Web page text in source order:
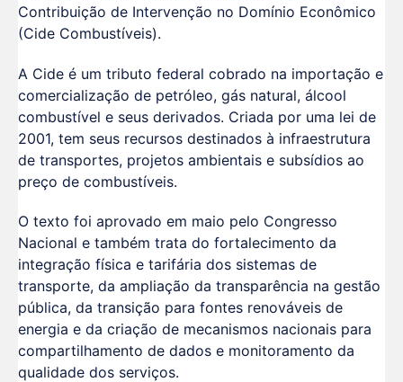
Contribuição de Intervenção no Domínio Econômico
(Cide Combustíveis).
A Cide é um tributo federal cobrado na importação e
comercialização de petróleo, gás natural, álcool
combustível e seus derivados. Criada por uma lei de
2001, tem seus recursos destinados à infraestrutura
de transportes, projetos ambientais e subsídios ao
preço de combustíveis.
O texto foi aprovado em maio pelo Congresso
Nacional e também trata do fortalecimento da
integração física e tarifária dos sistemas de
transporte, da ampliação da transparência na gestão
pública, da transição para fontes renováveis de
energia e da criação de mecanismos nacionais para
compartilhamento de dados e monitoramento da
qualidade dos serviços.